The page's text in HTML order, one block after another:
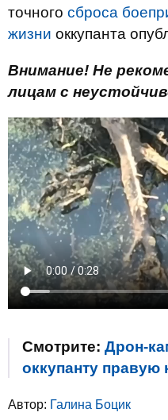
точного сброса
жизни оккупанта
Внимание! Не
лицам с
Смотрите: Дрон-
оккупанту правую
Автор: Галина Боцик